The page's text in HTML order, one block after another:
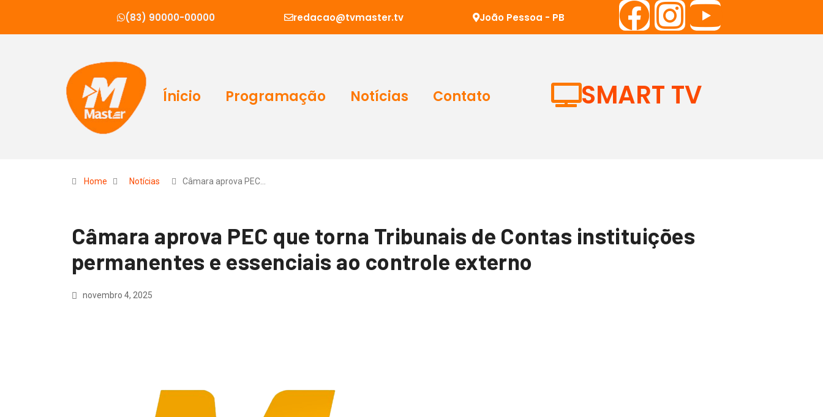
(83) 90000-00000 redacao@tvmaster.tv João Pessoa - PB
Ínicio Programação Notícias Contato SMART TV
Home Notícias Câmara aprova PEC…
Câmara aprova PEC que torna Tribunais de Contas instituições
permanentes e essenciais ao controle externo
novembro 4, 2025